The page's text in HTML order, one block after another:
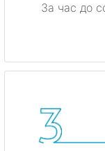
За час до